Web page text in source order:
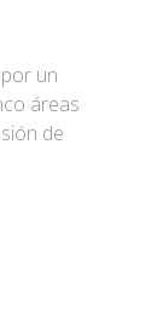
un
áreas
de